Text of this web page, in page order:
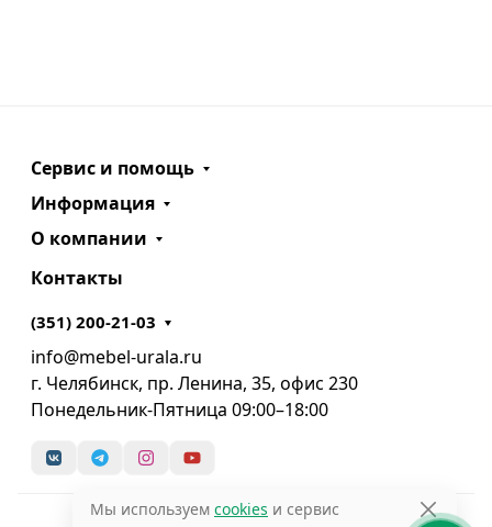
Сервис и помощь
Информация
О компании
Контакты
(351) 200-21-03
info@mebel-urala.ru
г. Челябинск, пр. Ленина, 35, офис 230
Понедельник-Пятница 09:00–18:00
Мы используем cookies и сервис